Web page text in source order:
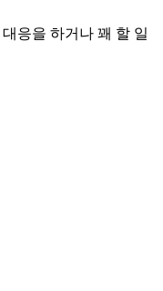
응을 하거나 꽤 할 일